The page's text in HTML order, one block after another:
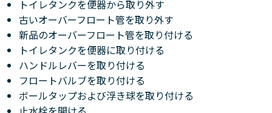
トイレタンクを便器から取り外す
古いオーバーフロート管を取り外す
新品のオーバーフロート管を取り付ける
トイレタンクを便器に取り付ける
ハンドルレバーを取り付ける
フロートバルブを取り付ける
ボールタップおよび浮き球を取り付ける